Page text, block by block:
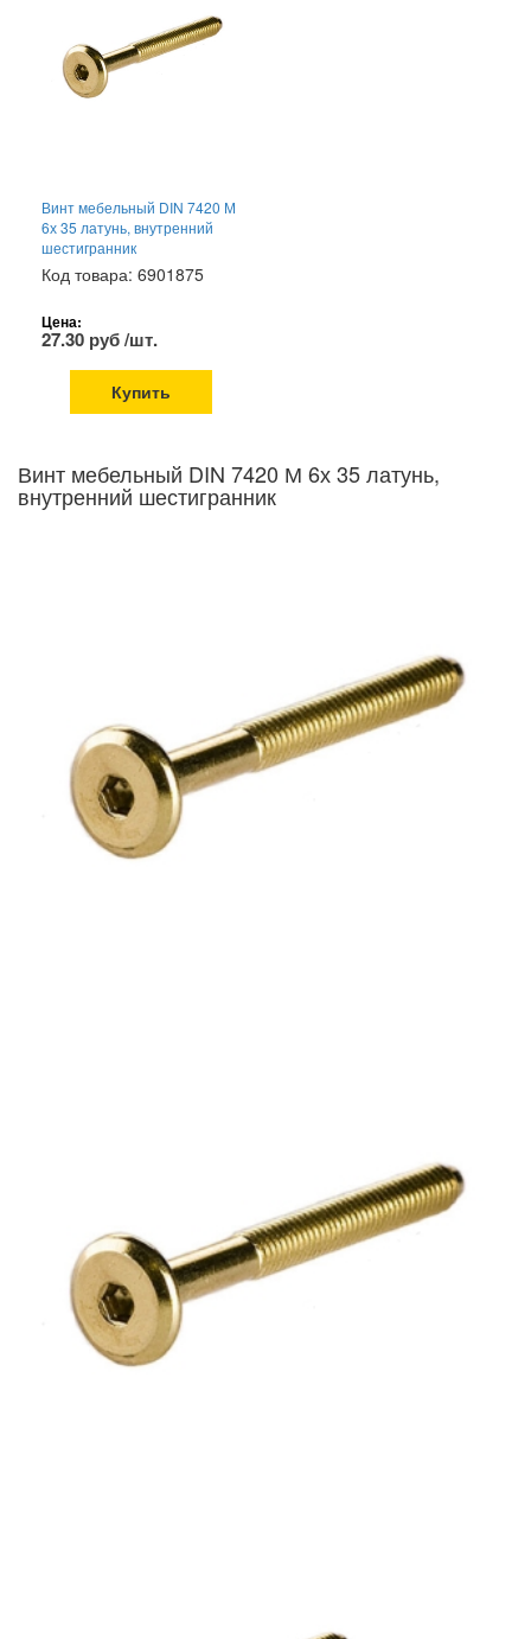
Винт мебельный DIN 7420 М
6х 35 латунь, внутренний
шестигранник
Код товара: 6901875
Цена:
27.30 руб /шт.
Купить
Винт мебельный DIN 7420 М 6х 35 латунь,
внутренний шестигранник